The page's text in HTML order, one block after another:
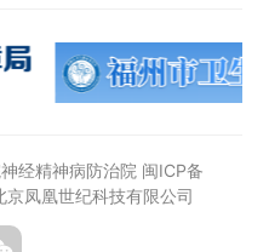
经精神病防治院 闽ICP备
京凤凰世纪科技有限公司